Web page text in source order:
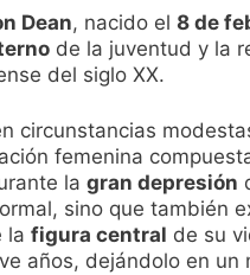
Dean, nacido el 8 de
de la juventud y la
del siglo XX.
circunstancias
femenina
la gran depresión
sino que también
la figura central de su
años, dejándolo en un